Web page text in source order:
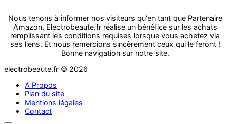
Nous tenons à informer nos visiteurs qu'en tant que Partenaire
Amazon, Electrobeaute.fr réalise un bénéfice sur les achats
remplissant les conditions requises lorsque vous achetez via
ses liens. Et nous remercions sincèrement ceux qui le feront !
Bonne navigation sur notre site.
electrobeaute.fr © 2026
A Propos
Plan du site
Mentions légales
Contact